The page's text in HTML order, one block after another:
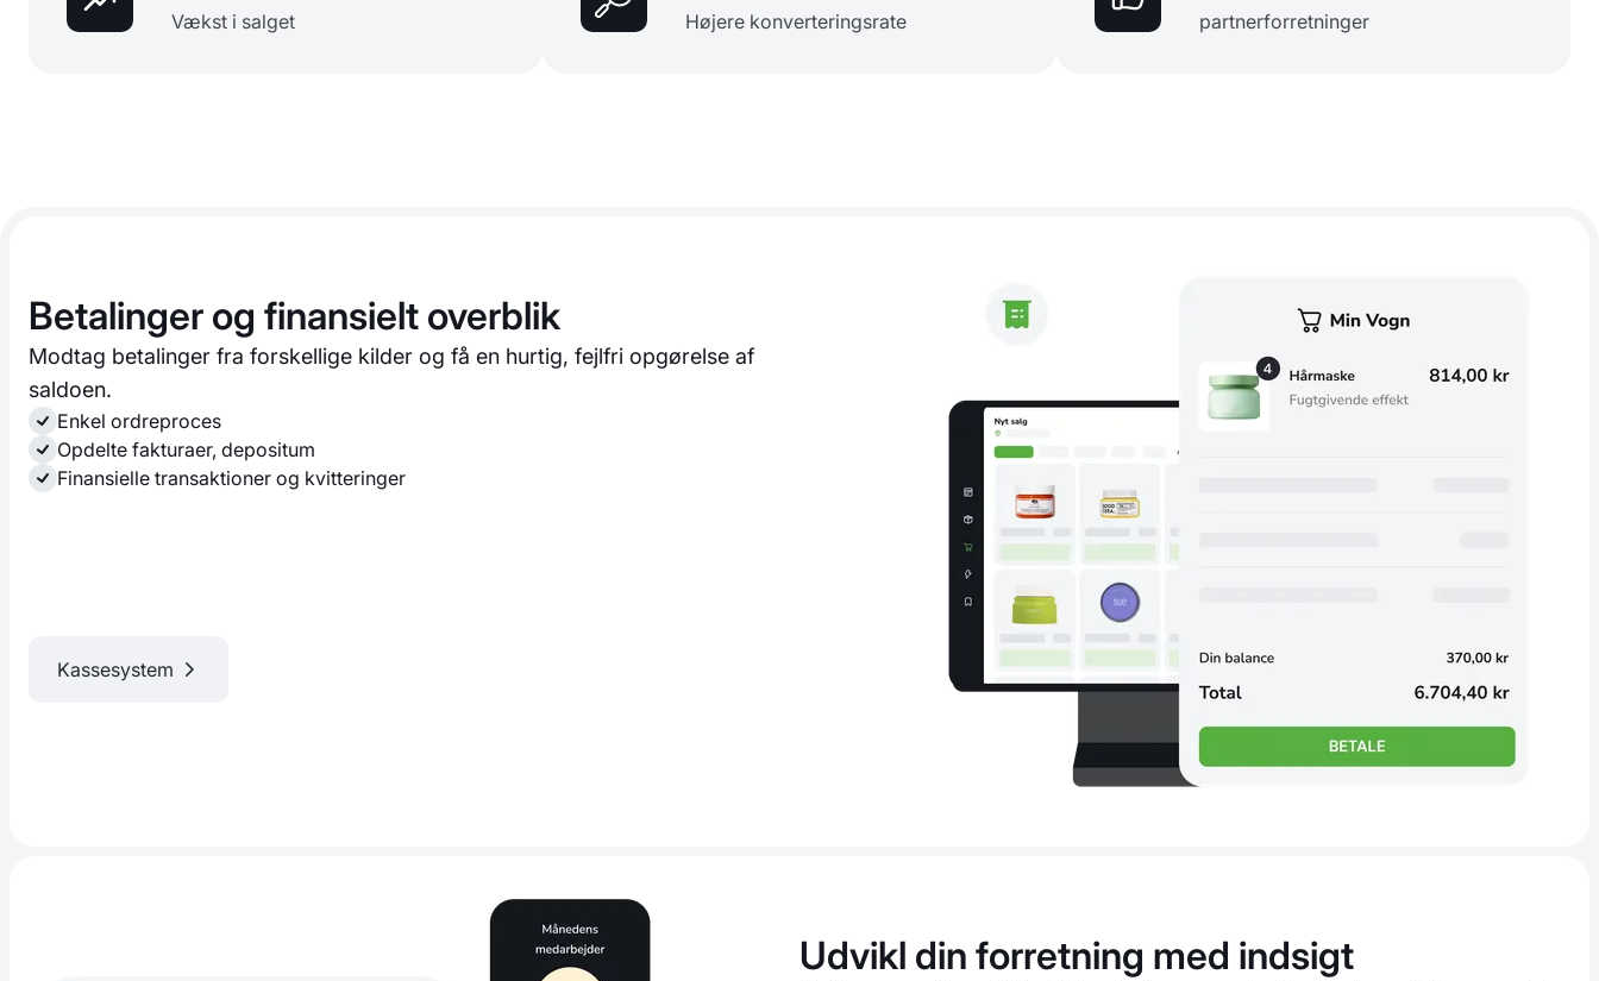
Vækst i salget Højere konverteringsrate partnerforretninger
Betalinger og finansielt overblik
Modtag betalinger fra forskellige kilder og få en hurtig, fejlfri opgørelse af
saldoen.
Enkel ordreproces
Opdelte fakturaer, depositum
Finansielle transaktioner og kvitteringer
Kassesystem
Udvikl din forretning med indsigt